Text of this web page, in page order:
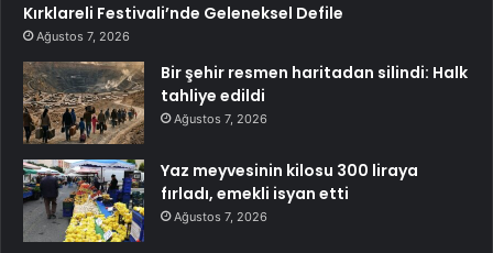
Kırklareli Festivali’nde Geleneksel Defile
Ağustos 7, 2026
Bir şehir resmen haritadan silindi: Halk
tahliye edildi
Ağustos 7, 2026
Yaz meyvesinin kilosu 300 liraya
fırladı, emekli isyan etti
Ağustos 7, 2026